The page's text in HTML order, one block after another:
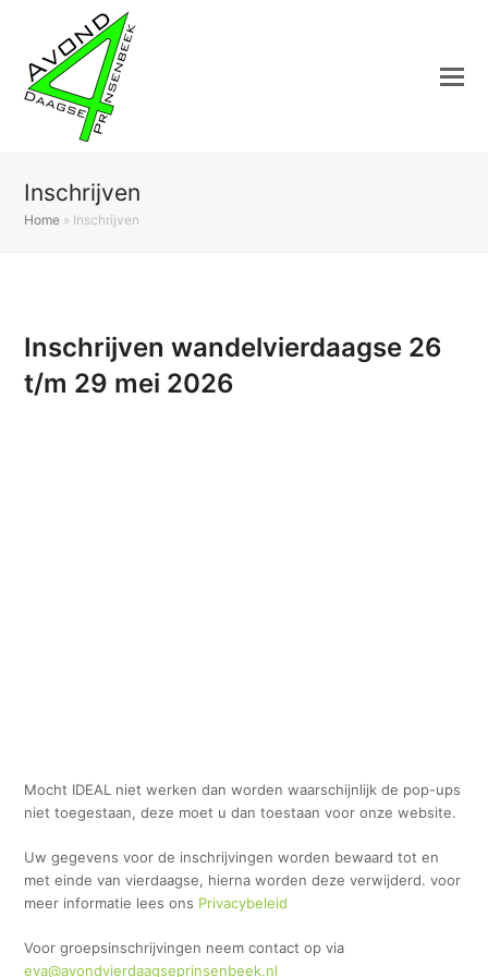
Inschrijven
Home » Inschrijven
Inschrijven wandelvierdaagse 26
t/m 29 mei 2026
Mocht IDEAL niet werken dan worden waarschijnlijk de pop-ups
niet toegestaan, deze moet u dan toestaan voor onze website.
Uw gegevens voor de inschrijvingen worden bewaard tot en
met einde van vierdaagse, hierna worden deze verwijderd. voor
meer informatie lees ons Privacybeleid
Voor groepsinschrijvingen neem contact op via
eva@avondvierdaagseprinsenbeek.nl